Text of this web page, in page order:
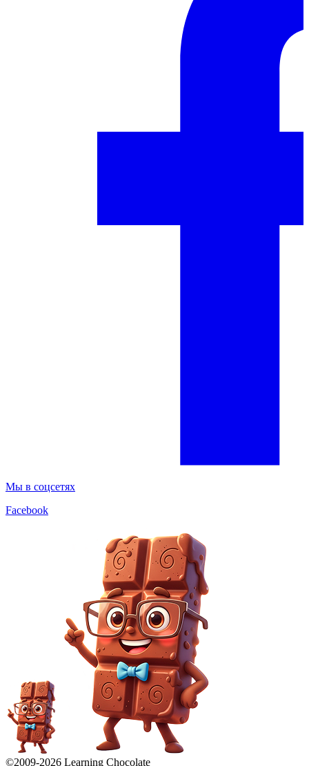
Мы в соцсетях
Facebook
©2009-2026 Learning Chocolate